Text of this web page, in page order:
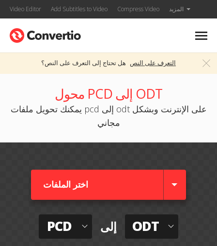
Video Editor Add Subtitles to Video Compress Video المزيد
هل تحتاج إلى التعرف على النص؟ التعرف على النص
محول PCD إلى ODT
يمكنك تحويل ملفات pcd إلى odt على الإنترنت وبشكل
مجاني
اختر الملفات
PCD إلى ODT